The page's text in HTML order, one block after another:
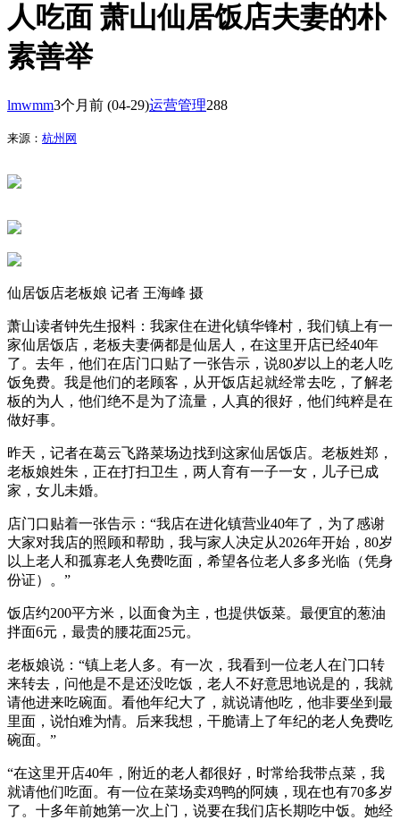
人吃面 萧山仙居饭店夫妻的朴
素善举
lmwmm3个月前 (04-29)运营管理288
来源： 杭州网
仙居饭店老板娘 记者 王海峰 摄
萧山读者钟先生报料：我家住在进化镇华锋村，我们镇上有一
家仙居饭店，老板夫妻俩都是仙居人，在这里开店已经40年
了。去年，他们在店门口贴了一张告示，说80岁以上的老人吃
饭免费。我是他们的老顾客，从开饭店起就经常去吃，了解老
板的为人，他们绝不是为了流量，人真的很好，他们纯粹是在
做好事。
昨天，记者在葛云飞路菜场边找到这家仙居饭店。老板姓郑，
老板娘姓朱，正在打扫卫生，两人育有一子一女，儿子已成
家，女儿未婚。
店门口贴着一张告示：“我店在进化镇营业40年了，为了感谢
大家对我店的照顾和帮助，我与家人决定从2026年开始，80岁
以上老人和孤寡老人免费吃面，希望各位老人多多光临（凭身
份证）。”
饭店约200平方米，以面食为主，也提供饭菜。最便宜的葱油
拌面6元，最贵的腰花面25元。
老板娘说：“镇上老人多。有一次，我看到一位老人在门口转
来转去，问他是不是还没吃饭，老人不好意思地说是的，我就
请他进来吃碗面。看他年纪大了，就说请他吃，他非要坐到最
里面，说怕难为情。后来我想，干脆请上了年纪的老人免费吃
碗面。”
“在这里开店40年，附近的老人都很好，时常给我带点菜，我
就请他们吃面。有一位在菜场卖鸡鸭的阿姨，现在也有70多岁
了。十多年前她第一次上门，说要在我们店长期吃中饭。她经